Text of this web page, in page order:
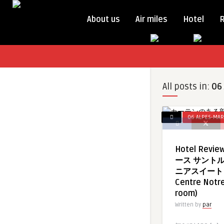
About us Air miles Hotel
All posts in:
06 ALPES-
Hotel
ース サント
ニアスイー
Centre
room)
Written by par